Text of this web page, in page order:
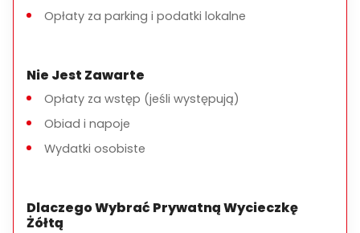
Opłaty za parking i podatki lokalne
Nie Jest Zawarte
Opłaty za wstęp (jeśli występują)
Obiad i napoje
Wydatki osobiste
Dlaczego Wybrać Prywatną Wycieczkę
Żółtą